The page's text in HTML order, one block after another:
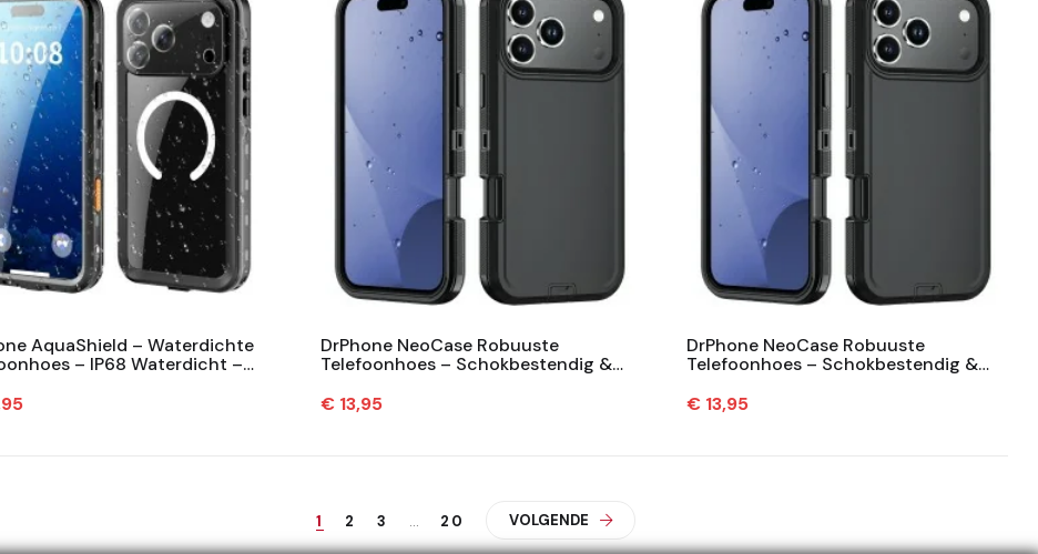
AquaShield – Waterdichte
– IP68 Waterdicht –
DrPhone NeoCase Robuuste
Telefoonhoes – Schokbestendig &
Met...
Prijs
€ 13,95
DrPhone NeoCase Robuuste
Telefoonhoes – Schokbestendig &
Met...
Prijs
€ 13,95
1 2 3 … 20 VOLGENDE